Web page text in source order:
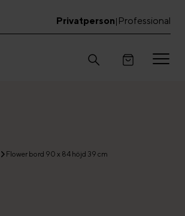
Privatperson| Professional
Flower bord 90 x 84 höjd 39 cm